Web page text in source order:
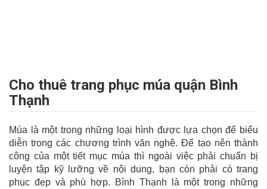
Cho thuê trang phục múa quận Bình
Thạnh
Múa là một trong những loại hình được lựa chọn để biểu
diễn trong các chương trình văn nghệ. Để tạo nên thành
công của một tiết mục múa thì ngoài việc phải chuẩn bị
luyện tập kỹ lưỡng về nội dung, bạn còn phải có trang
phục đẹp và phù hợp. Bình Thạnh là một trong những